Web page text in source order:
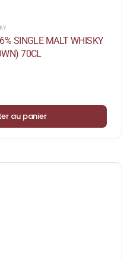
SINGLE MALT WHISKY
70CL
au panier